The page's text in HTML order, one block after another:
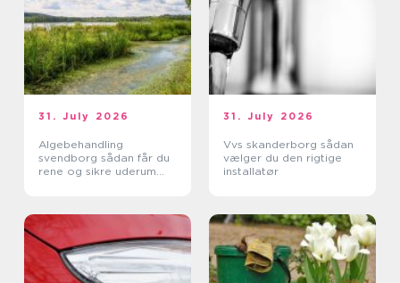
31. July 2026
Algebehandling
svendborg sådan får du
rene og sikre uderum
31. July 2026
Vvs skanderborg sådan
vælger du den rigtige
installatør